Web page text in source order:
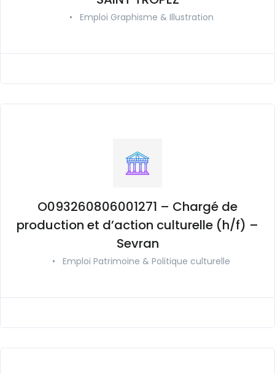
• Emploi Graphisme & Illustration
O093260806001271 – Chargé de
production et d’action culturelle (h/f) –
Sevran
• Emploi Patrimoine & Politique culturelle